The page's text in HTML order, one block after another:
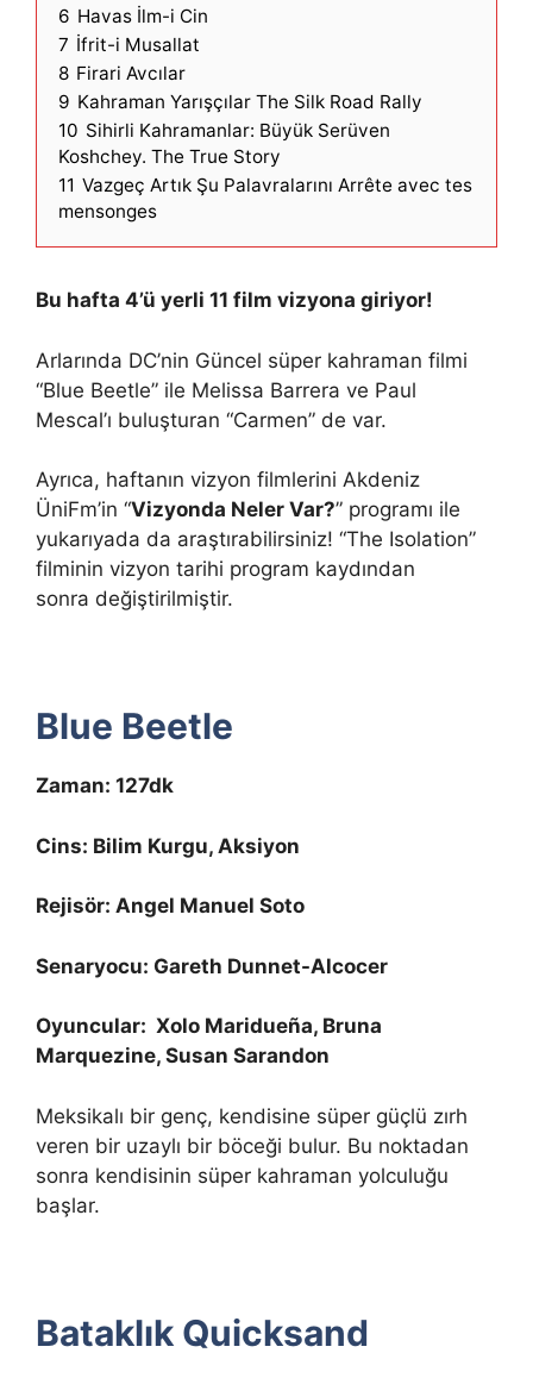
6 Havas İlm-i Cin
7 İfrit-i Musallat
8 Firari Avcılar
9 Kahraman Yarışçılar The Silk Road Rally
10 Sihirli Kahramanlar: Büyük Serüven
Koshchey. The True Story
11 Vazgeç Artık Şu Palavralarını Arrête avec tes
mensonges
Bu hafta 4’ü yerli 11 film vizyona giriyor!
Arlarında DC’nin Güncel süper kahraman filmi
“Blue Beetle” ile Melissa Barrera ve Paul
Mescal’ı buluşturan “Carmen” de var.
Ayrıca, haftanın vizyon filmlerini Akdeniz
ÜniFm’in “Vizyonda Neler Var?” programı ile
yukarıyada da araştırabilirsiniz! “The Isolation”
filminin vizyon tarihi program kaydından
sonra değiştirilmiştir.
Blue Beetle
Zaman: 127dk
Cins: Bilim Kurgu, Aksiyon
Rejisör: Angel Manuel Soto
Senaryocu: Gareth Dunnet-Alcocer
Oyuncular: Xolo Maridueña, Bruna
Marquezine, Susan Sarandon
Meksikalı bir genç, kendisine süper güçlü zırh
veren bir uzaylı bir böceği bulur. Bu noktadan
sonra kendisinin süper kahraman yolculuğu
başlar.
Bataklık Quicksand